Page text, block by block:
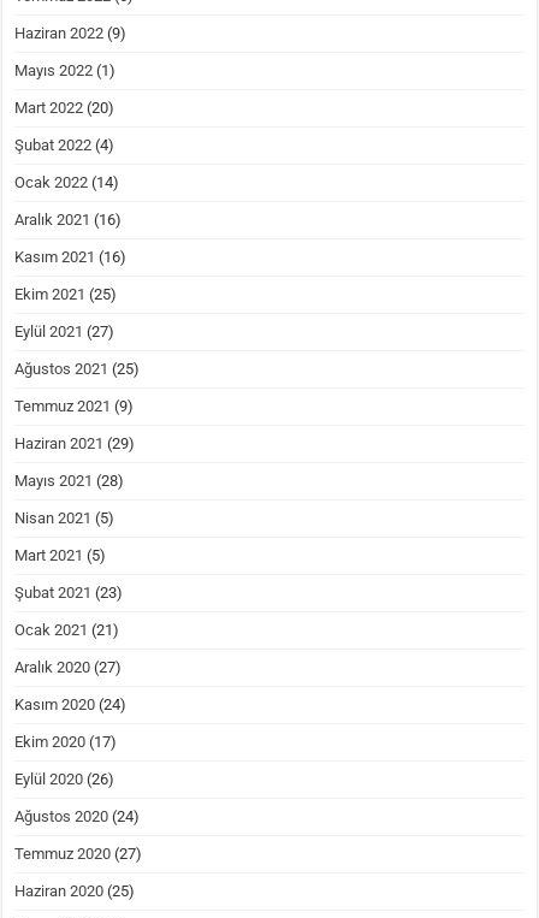
Haziran 2022 (9)
Mayıs 2022 (1)
Mart 2022 (20)
Şubat 2022 (4)
Ocak 2022 (14)
Aralık 2021 (16)
Kasım 2021 (16)
Ekim 2021 (25)
Eylül 2021 (27)
Ağustos 2021 (25)
Temmuz 2021 (9)
Haziran 2021 (29)
Mayıs 2021 (28)
Nisan 2021 (5)
Mart 2021 (5)
Şubat 2021 (23)
Ocak 2021 (21)
Aralık 2020 (27)
Kasım 2020 (24)
Ekim 2020 (17)
Eylül 2020 (26)
Ağustos 2020 (24)
Temmuz 2020 (27)
Haziran 2020 (25)